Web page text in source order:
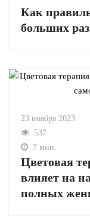
Как
больших
23 ноября 2023
537
7 мин.
Цветовая
влияет на
полных